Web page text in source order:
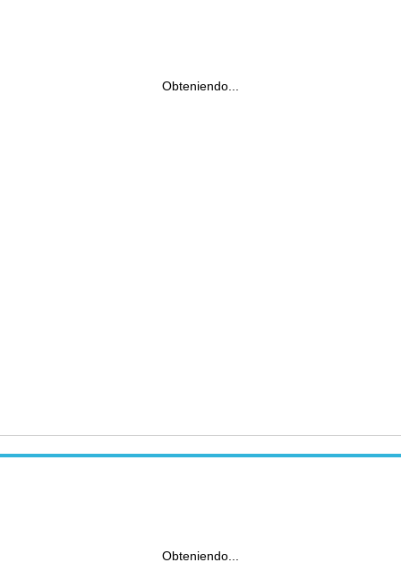
Obteniendo...
Obteniendo...